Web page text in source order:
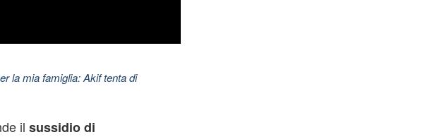
la mia famiglia: Akif tenta di
il sussidiodi